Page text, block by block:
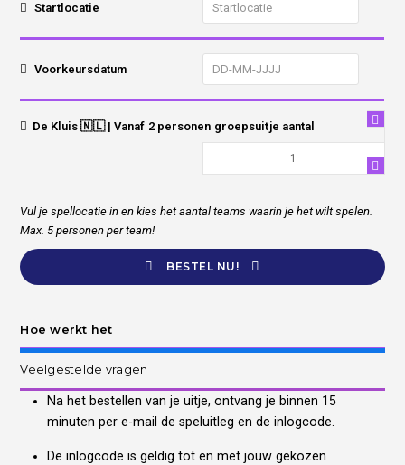
Startlocatie
Voorkeursdatum
De Kluis 🇳🇱 | Vanaf 2 personen groepsuitje aantal
Vul je spellocatie in en kies het aantal teams waarin je het wilt spelen.
Max. 5 personen per team!
BESTEL NU!
Hoe werkt het
Veelgestelde vragen
Na het bestellen van je uitje, ontvang je binnen 15
minuten per e-mail de speluitleg en de inlogcode.
De inlogcode is geldig tot en met jouw gekozen